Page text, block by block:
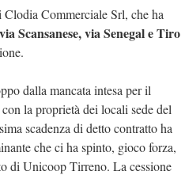
Clodia Commerciale Srl, che ha
Scansanese, via Senegal e Tiro
dalla mancata intesa per il
la proprietà dei locali sede del
scadenza di detto contratto ha
che ci ha spinto, gioco forza,
di Unicoop Tirreno. La cessione